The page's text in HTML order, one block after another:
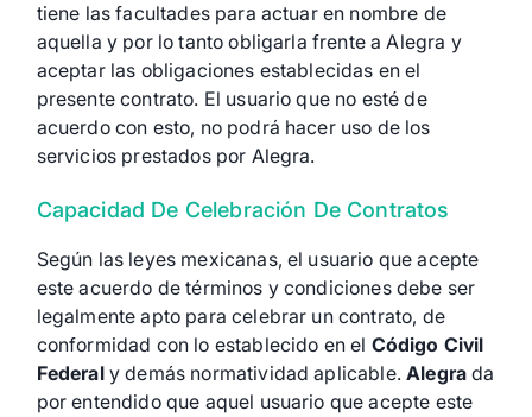
tiene las facultades para actuar en nombre de
aquella y por lo tanto obligarla frente a Alegra y
aceptar las obligaciones establecidas en el
presente contrato. El usuario que no esté de
acuerdo con esto, no podrá hacer uso de los
servicios prestados por Alegra.
Capacidad De Celebración De Contratos
Según las leyes mexicanas, el usuario que acepte
este acuerdo de términos y condiciones debe ser
legalmente apto para celebrar un contrato, de
conformidad con lo establecido en el Código Civil
Federaly demás normatividad aplicable.Alegra da
por entendido que aquel usuario que acepte este